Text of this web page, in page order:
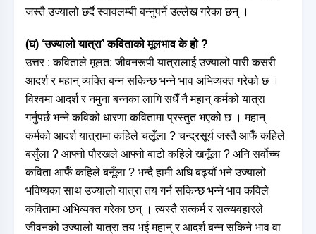
जस्तै उज्यालो छर्दै स्वावलम्बी बन्नुपर्ने उल्लेख गरेका छन् ।
(घ) ‘उज्यालो यात्रा’ कविताको मूलभाव के हो ?
उत्तर : कविताले मूलत: जीवनरूपी यात्रालाई उज्यालो पारी कसरी
आदर्श र महान् व्यक्ति बन्न सकिन्छ भन्ने भाव अभिव्यक्त गरेको छ ।
विश्वमा आदर्श र नमुना बन्नका लागि सधैँ नै महान् कर्मको यात्रा
गर्नुपर्छ भन्ने कविको धारणा कवितामा प्रस्तुत भएको छ । महान्
कर्मको आदर्श यात्रामा कहिले चलूँला ? चन्द्रसूर्य जस्तै आफैँ कहिले
बसुँला ? आफ्नो पौरखले आफ्नो बाटो कहिले खनूँला ? अनि सर्वोच्च
कविता आफैँ कहिले बनूँला ? भन्दै हामी अघि बढ्यौं भने उज्यालो
भविष्यका साथ उज्यालो यात्रा तय गर्न सकिन्छ भन्ने भाव कविले
कवितामा अभिव्यक्त गरेका छन् । त्यस्तै सत्कर्म र सत्व्यवहारले
जीवनको उज्यालो यात्रा तय भई महान् र आदर्श बन्न सकिने भाव वा